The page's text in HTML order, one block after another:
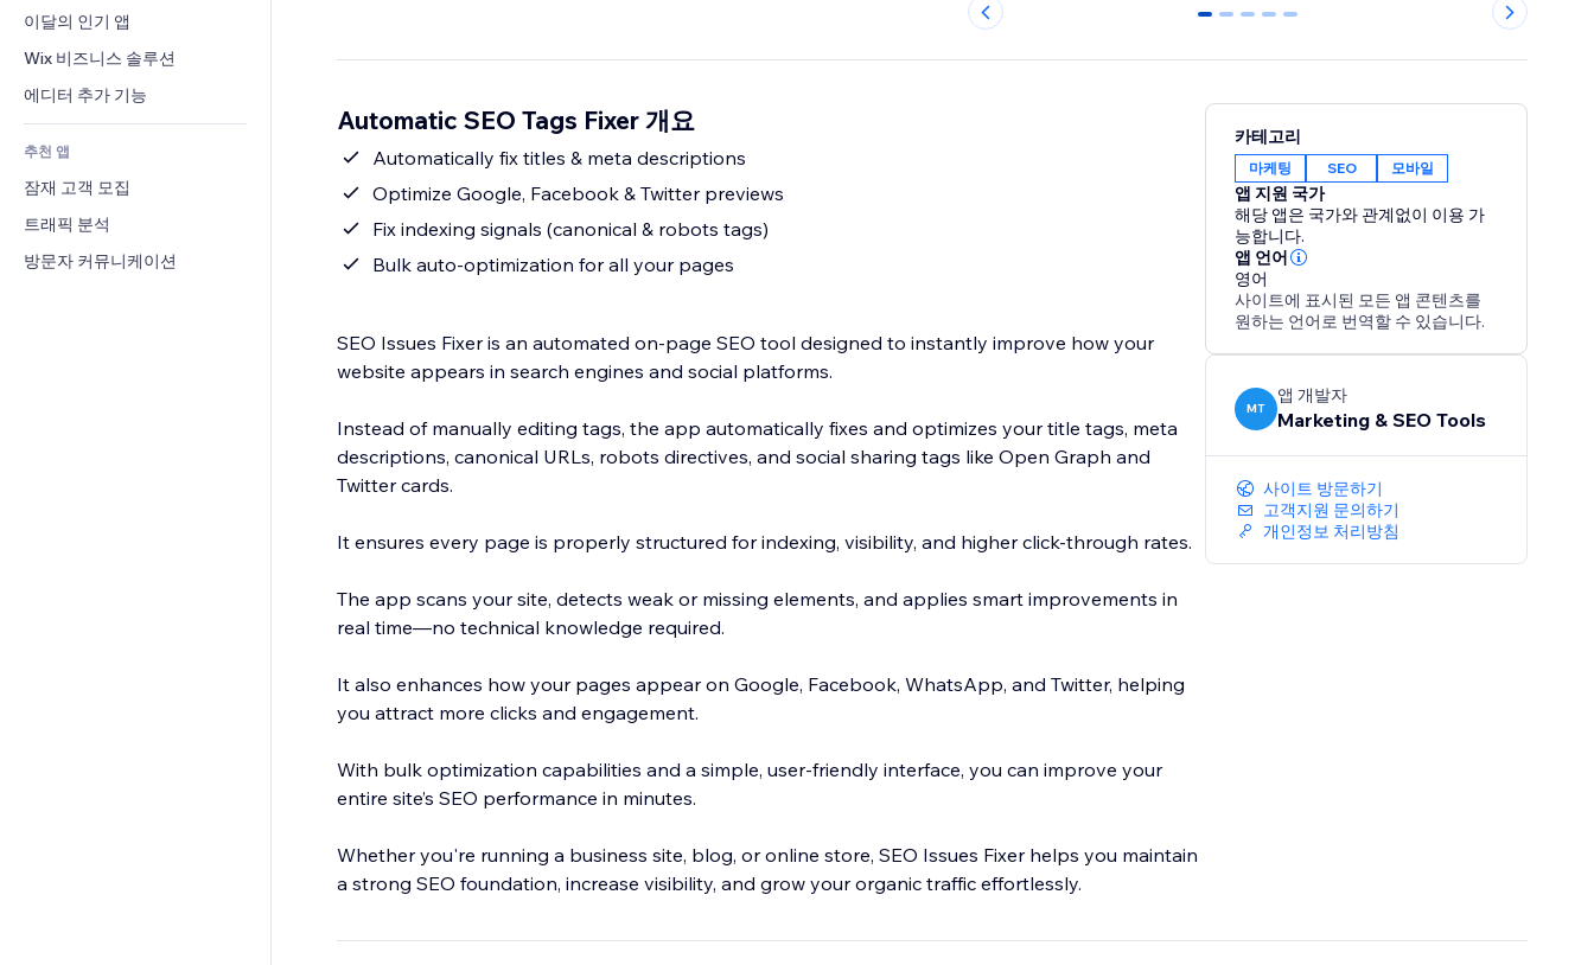
식품 및 음료
파일 공유
소식
버튼 & 메뉴
배너 및 배지
계산기
검색
일기예보
차트 및 표
메모
전화번호
커뮤니티
평가와 후기
CRM
이달의 인기 앱
Wix 비즈니스 솔루션
에디터 추가 기능
추천 앱
잠재 고객 모집
트래픽 분석
방문자 커뮤니케이션
0 1 2 3 4
Automatic SEO Tags Fixer 개요
Automatically fix titles & meta descriptions
Optimize Google, Facebook & Twitter previews
Fix indexing signals (canonical & robots tags)
Bulk auto-optimization for all your pages
SEO Issues Fixer is an automated on-page SEO tool designed to instantly improve how your
website appears in search engines and social platforms.
Instead of manually editing tags, the app automatically fixes and optimizes your title tags, meta
descriptions, canonical URLs, robots directives, and social sharing tags like Open Graph and
Twitter cards.
It ensures every page is properly structured for indexing, visibility, and higher click-through rates.
The app scans your site, detects weak or missing elements, and applies smart improvements in
real time—no technical knowledge required.
It also enhances how your pages appear on Google, Facebook, WhatsApp, and Twitter, helping
you attract more clicks and engagement.
With bulk optimization capabilities and a simple, user-friendly interface, you can improve your
entire site’s SEO performance in minutes.
Whether you're running a business site, blog, or online store, SEO Issues Fixer helps you maintain
a strong SEO foundation, increase visibility, and grow your organic traffic effortlessly.
카테고리
마케팅 SEO 모바일
앱 지원 국가
해당 앱은 국가와 관계없이 이용 가
능합니다.
앱 언어
영어
사이트에 표시된 모든 앱 콘텐츠를
원하는 언어로 번역할 수 있습니다.
MT
앱 개발자
Marketing & SEO Tools
사이트 방문하기
고객지원 문의하기
개인정보 처리방침